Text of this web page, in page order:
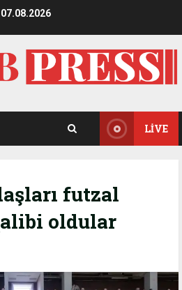
07.08.2026
LIVE
futzal
oldular